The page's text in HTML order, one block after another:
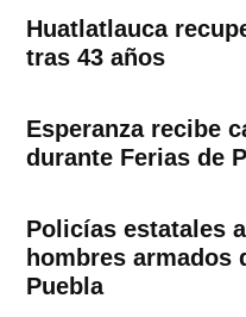
Huatlatlauca
tras 43 años
Esperanza recibe
durante Ferias de
Policías estatales
hombres armados
Puebla